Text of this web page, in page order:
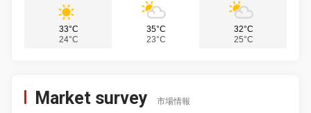
33°C
24°C
35°C
23°C
32°C
25°C
Market survey 市場情報